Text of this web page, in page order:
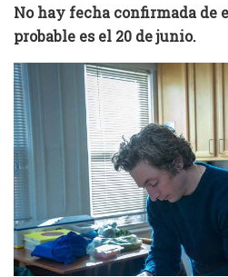
No hay fecha confirmada de
probable es el 20 de junio.